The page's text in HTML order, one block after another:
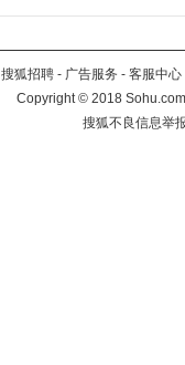
搜狐招聘 - 广告服务 - 客服中心
Copyright©2018
搜狐不良信息举